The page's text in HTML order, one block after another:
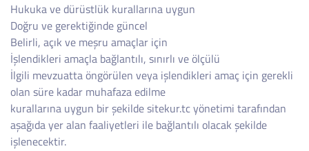
Hukuka ve dürüstlük kurallarına uygun
Doğru ve gerektiğinde güncel
Belirli, açık ve meşru amaçlar için
İşlendikleri amaçla bağlantılı, sınırlı ve ölçülü
İlgili mevzuatta öngörülen veya işlendikleri amaç için gerekli
olan süre kadar muhafaza edilme
kurallarına uygun bir şekilde sitekur.tc yönetimi tarafından
aşağıda yer alan faaliyetleri ile bağlantılı olacak şekilde
işlenecektir.